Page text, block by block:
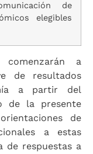
de
elegibles
a
de resultados
a partir del
de la presente
de
a estas
de respuestas a